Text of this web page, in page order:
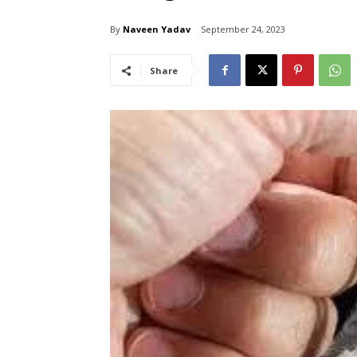
By Naveen Yadav September 24, 2023
Share